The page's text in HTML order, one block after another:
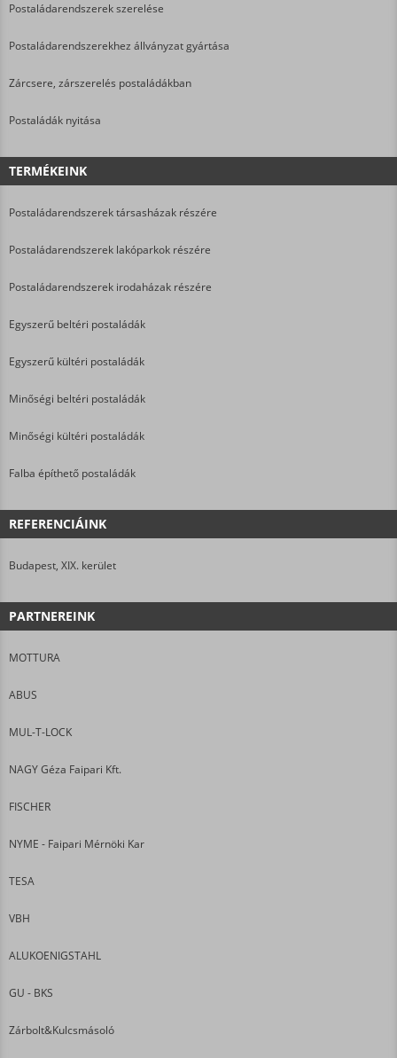
Postaládarendszerek szerelése
Postaládarendszerekhez állványzat gyártása
Zárcsere, zárszerelés postaládákban
Postaládák nyitása
TERMÉKEINK
Postaládarendszerek társasházak részére
Postaládarendszerek lakóparkok részére
Postaládarendszerek irodaházak részére
Egyszerű beltéri postaládák
Egyszerű kültéri postaládák
Minőségi beltéri postaládák
Minőségi kültéri postaládák
Falba építhető postaládák
REFERENCIÁINK
Budapest, XIX. kerület
PARTNEREINK
MOTTURA
ABUS
MUL-T-LOCK
NAGY Géza Faipari Kft.
FISCHER
NYME - Faipari Mérnöki Kar
TESA
VBH
ALUKOENIGSTAHL
GU - BKS
Zárbolt&Kulcsmásoló